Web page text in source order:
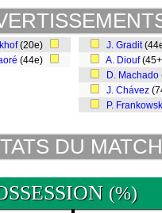
(20e)
(44e)
J. Gradit
A. Diouf
D. Machado
J. Chávez
P.
DU MATCH
(%)